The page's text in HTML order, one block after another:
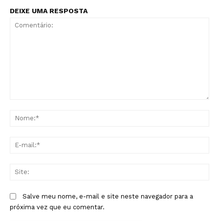
DEIXE UMA RESPOSTA
Salve meu nome, e-mail e site neste navegador para a
próxima vez que eu comentar.